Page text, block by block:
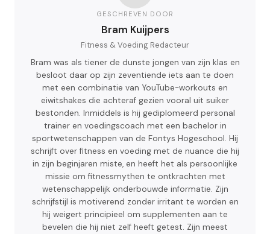
GESCHREVEN DOOR
Bram Kuijpers
Fitness & Voeding Redacteur
Bram was als tiener de dunste jongen van zijn klas en
besloot daar op zijn zeventiende iets aan te doen
met een combinatie van YouTube-workouts en
eiwitshakes die achteraf gezien vooral uit suiker
bestonden. Inmiddels is hij gediplomeerd personal
trainer en voedingscoach met een bachelor in
sportwetenschappen van de Fontys Hogeschool. Hij
schrijft over fitness en voeding met de nuance die hij
in zijn beginjaren miste, en heeft het als persoonlijke
missie om fitnessmythen te ontkrachten met
wetenschappelijk onderbouwde informatie. Zijn
schrijfstijl is motiverend zonder irritant te worden en
hij weigert principieel om supplementen aan te
bevelen die hij niet zelf heeft getest. Zijn meest